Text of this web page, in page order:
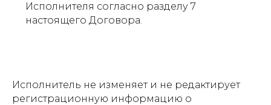
Исполнителя согласно разделу 7
настоящего Договора.
Исполнитель не изменяет и не редактирует
регистрационную информацию о